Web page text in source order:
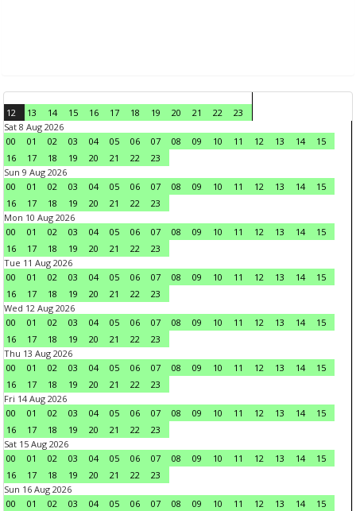
12 13 14 15 16 17 18 19 20 21 22
23
Sat 8 Aug 2026
00
01 02 03 04 05 06 07 08 09 10 11 12 13 14
15
16
17 18 19 20 21 22
23
Sun 9 Aug 2026
00
01 02 03 04 05 06 07 08 09 10 11 12 13 14
15
16
17 18 19 20 21 22
23
Mon 10 Aug 2026
00
01 02 03 04 05 06 07 08 09 10 11 12 13 14
15
16
17 18 19 20 21 22
23
Tue 11 Aug 2026
00
01 02 03 04 05 06 07 08 09 10 11 12 13 14
15
16
17 18 19 20 21 22
23
Wed 12 Aug 2026
00
01 02 03 04 05 06 07 08 09 10 11 12 13 14
15
16
17 18 19 20 21 22
23
Thu 13 Aug 2026
00
01 02 03 04 05 06 07 08 09 10 11 12 13 14
15
16
17 18 19 20 21 22
23
Fri 14 Aug 2026
00
01 02 03 04 05 06 07 08 09 10 11 12 13 14
15
16
17 18 19 20 21 22
23
Sat 15 Aug 2026
00
01 02 03 04 05 06 07 08 09 10 11 12 13 14
15
16
17 18 19 20 21 22
23
Sun 16 Aug 2026
00
01 02 03 04 05 06 07 08 09 10 11 12 13 14 15